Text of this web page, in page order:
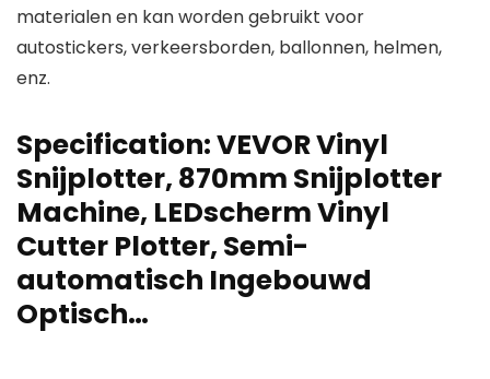
materialen en kan worden gebruikt voor
autostickers, verkeersborden, ballonnen, helmen,
enz.
Specification:VEVOR Vinyl
Snijplotter, 870mm Snijplotter
Machine, LEDscherm Vinyl
Cutter Plotter, Semi-
automatisch Ingebouwd
Optisch…